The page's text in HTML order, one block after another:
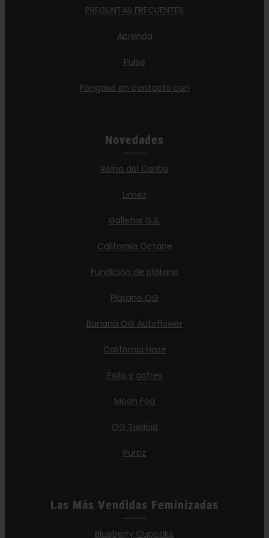
PREGUNTAS FRECUENTES
Aprenda
Pulse
Póngase en contacto con
Novedades
Reina del Caribe
Limez
Galletas G.S.
California Octane
Fundición de plátano
Plátano OG
Banana OG Autoflower
California Haze
Pollo y gofres
Moon Fog
OG Triploid
Purpz
Las Más Vendidas Feminizadas
Blueberry Cupcake